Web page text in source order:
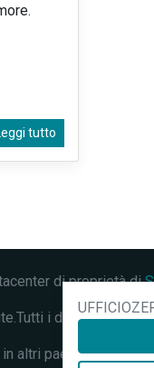
tutto
di proprietà di
i diritti riservati.
altri paesi.